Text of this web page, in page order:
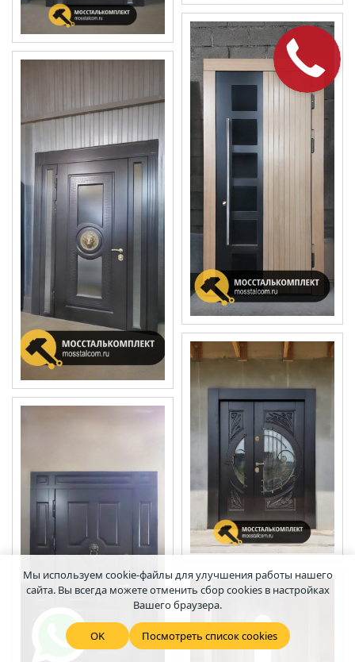
Мы используем cookie-файлы для улучшения работы нашего
сайта. Вы всегда можете отменить сбор cookies в настройках
Вашего браузера.
OK Посмотреть список cookies